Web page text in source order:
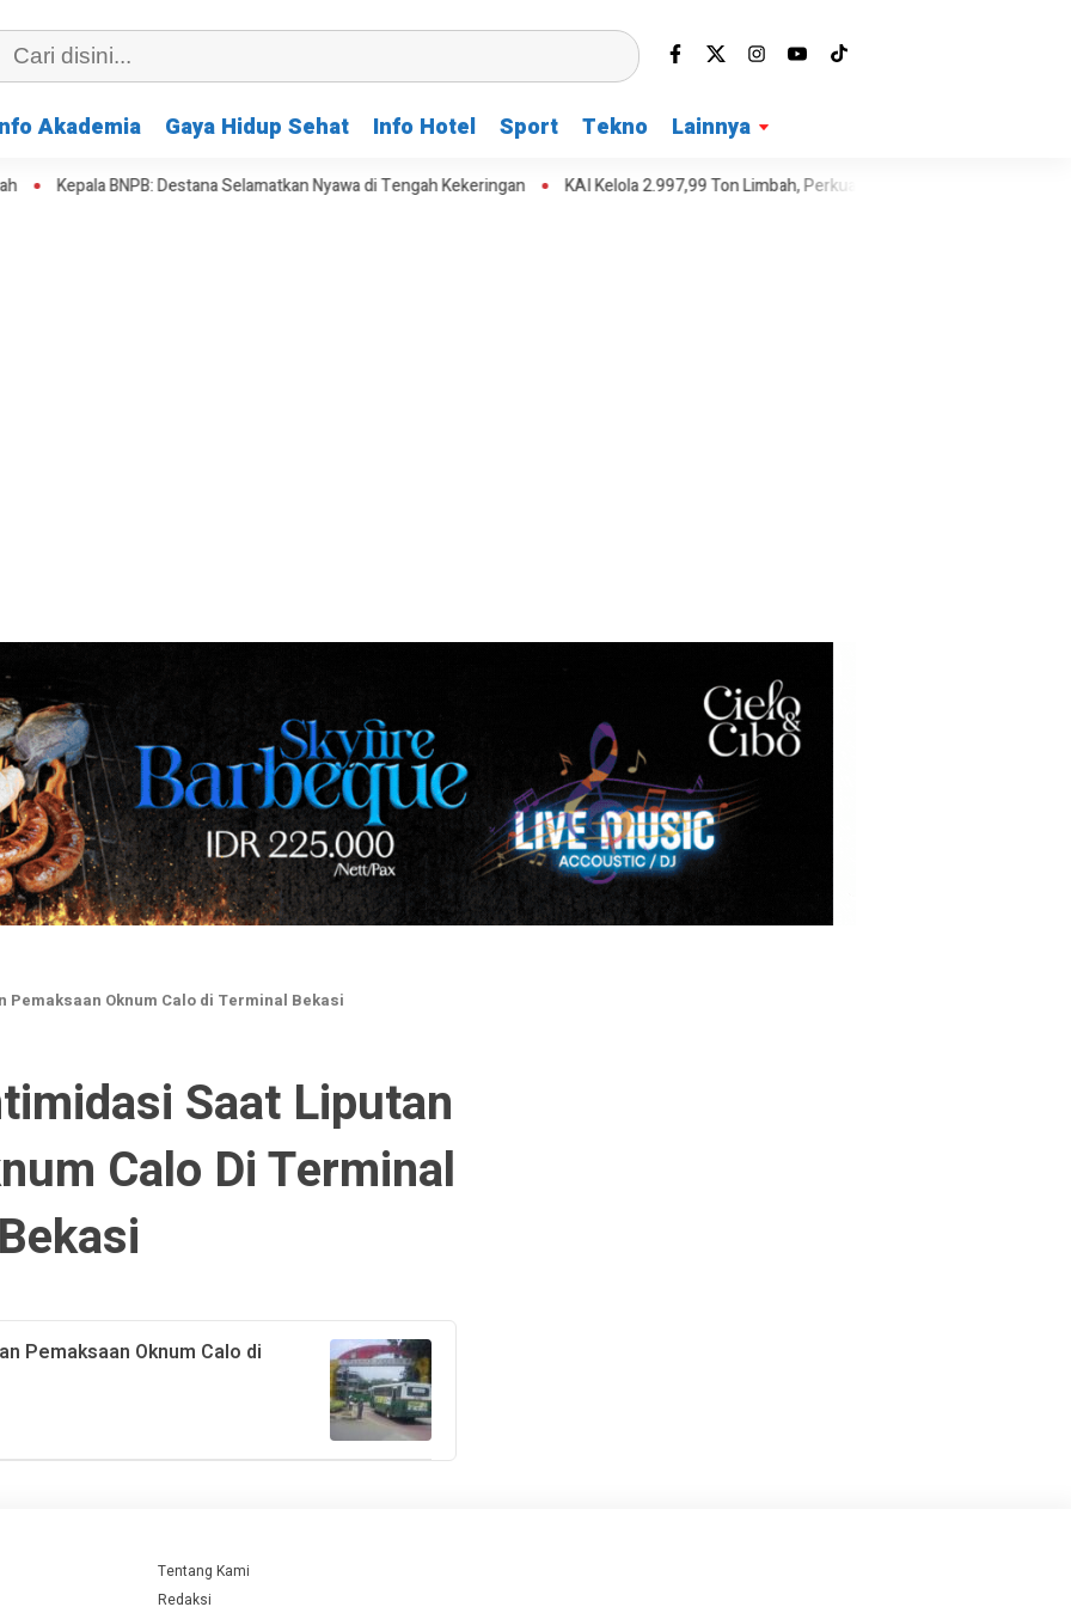
Akademia Gaya Hidup Sehat Info Hotel Sport Tekno Lainnya
Kepala BNPB: Destana Selamatkan Nyawa di Tengah Kekeringan KAI Kelola 2.997,99 Ton Limbah, Perkuat Ekonomi Sirkular
Pemaksaan Oknum Calo di Terminal Bekasi
Saat Liputan
Calo Di Terminal
Bekasi
Pemaksaan Oknum Calo di
Tentang Kami
Redaksi